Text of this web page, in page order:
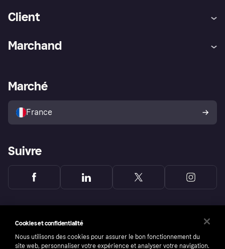
Client
Explorez les magasins
Politique de protection de
l’acheteur Klarna
Marchand
Portail Marchand
Marché
France
Suivre
Cookies et confidentialité
Nous utilisons des cookies pour assurer le bon fonctionnement du
site web, personnaliser votre expérience et analyser votre navigation.